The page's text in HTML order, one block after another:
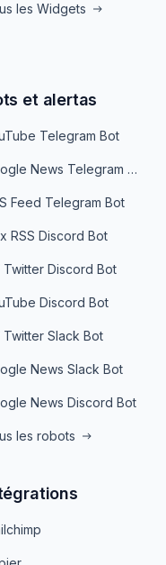
les Widgets
et alertas
Telegram Bot
Google News Telegram Bot
Feed Telegram Bot
RSS Discord Bot
Twitter Discord Bot
Discord Bot
Twitter Slack Bot
News Slack Bot
News Discord Bot
les robots